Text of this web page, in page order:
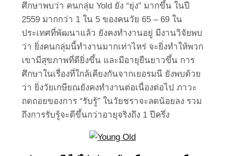
ศึกษาพบว่า คนกลุ่ม Yold ยัง “ยุ่ง” มากขึ้น ในปี
2559 มากกว่า 1 ใน 5 ของคนวัย 65 – 69 ใน
ประเทศที่พัฒนาแล้ว ยังคงทำงานอยู่ มีงานวิจัยพบ
ว่า ยิ่งคนกลุ่มนี้ทำงานมากเท่าไหร่ จะยิ่งทำให้พวก
เขามีสุขภาพที่ดียิ่งขึ้น และมีอายุยืนยาวขึ้น การ
ศึกษาในเรื่องที่ใกล้เคียงกันจากเยอรมนี ยังพบด้วย
ว่า ยิ่งวัยเกษียณยังคงทำงานต่อเนื่องต่อไป ภาวะ
ถดถอยของการ “รับรู้” ในวัยชราจะลดน้อยลง รวม
ถึงการรับรู้จะดีขึ้นกว่าอายุจริงถึง 1 ปีครึ่ง